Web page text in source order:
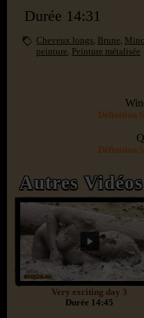
Durée 14:31
Cheveux longs Brune
peinture Peinture métalisée
Définition
Définition
Autres
Very exciting day 3
Durée 14:45